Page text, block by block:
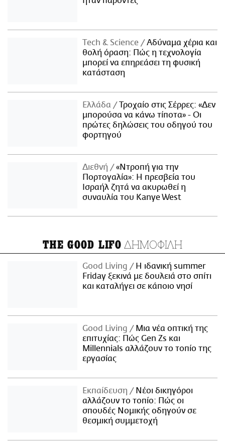
Τech & Science
Αδύναμα χέρια και
θολή όραση: Πώς η τεχνολογία
μπορεί να επηρεάσει τη φυσική
κατάσταση
Ελλάδα
Τροχαίο στις Σέρρες: «Δεν
μπορούσα να κάνω τίποτα» - Οι
πρώτες δηλώσεις του οδηγού του
φορτηγού
Διεθνή
«Ντροπή για την
Πορτογαλία»: Η πρεσβεία του
Ισραήλ ζητά να ακυρωθεί η
συναυλία του Kanye West
THE GOOD LIFO ΔΗΜΟΦΙΛΗ
Good Living
Η ιδανική summer
Friday ξεκινά με δουλειά στο σπίτι
και καταλήγει σε κάποιο νησί
Good Living
Μια νέα οπτική της
επιτυχίας: Πώς Gen Zs και
Millennials αλλάζουν το τοπίο της
εργασίας
Εκπαίδευση
Νέοι δικηγόροι
αλλάζουν το τοπίο: Πώς οι
σπουδές Νομικής οδηγούν σε
θεσμική συμμετοχή